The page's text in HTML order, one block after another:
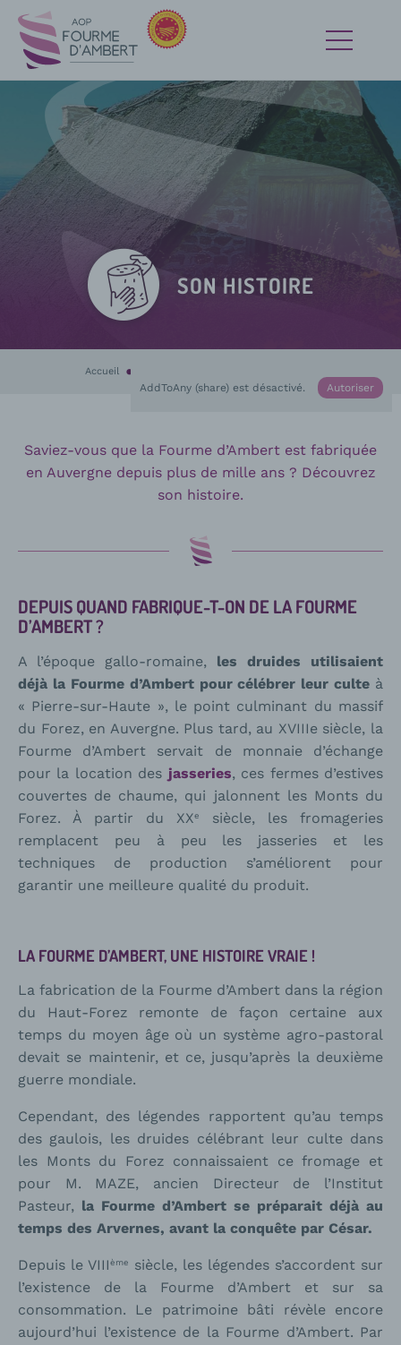
SON HISTOIRE
Accueil
AddToAny (share) est désactivé. Autoriser
Saviez-vous que la Fourme d’Ambert est fabriquée
en Auvergne depuis plus de mille ans ? Découvrez
son histoire.
DEPUIS QUAND FABRIQUE-T-ON DE LA FOURME
D’AMBERT ?
A l’époque gallo-romaine, les druides utilisaient
déjà la Fourme d’Ambert pour célébrer leur culte à
« Pierre-sur-Haute », le point culminant du massif
du Forez, en Auvergne. Plus tard, au XVIIIe siècle, la
Fourme d’Ambert servait de monnaie d’échange
pour la location des jasseries, ces fermes d’estives
couvertes de chaume, qui jalonnent les Monts du
Forez. À partir du XXe
siècle, les fromageries
remplacent peu à peu les jasseries et les
techniques de production s’améliorent pour
garantir une meilleure qualité du produit.
LA FOURME D’AMBERT, UNE HISTOIRE VRAIE !
La fabrication de la Fourme d’Ambert dans la région
du Haut-Forez remonte de façon certaine aux
temps du moyen âge où un système agro-pastoral
devait se maintenir, et ce, jusqu’après la deuxième
guerre mondiale.
Cependant, des légendes rapportent qu’au temps
des gaulois, les druides célébrant leur culte dans
les Monts du Forez connaissaient ce fromage et
pour M. MAZE, ancien Directeur de l’Institut
Pasteur, la Fourme d’Ambert se préparait déjà au
temps des Arvernes, avant la conquête par César.
Depuis le VIIIème
siècle, les légendes s’accordent sur
l’existence de la Fourme d’Ambert et sur sa
consommation. Le patrimoine bâti révèle encore
aujourd’hui l’existence de la Fourme d’Ambert. Par